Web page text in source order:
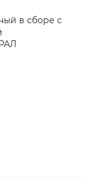
в сборе с